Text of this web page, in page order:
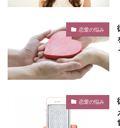
恋愛の悩み
恋愛の悩み